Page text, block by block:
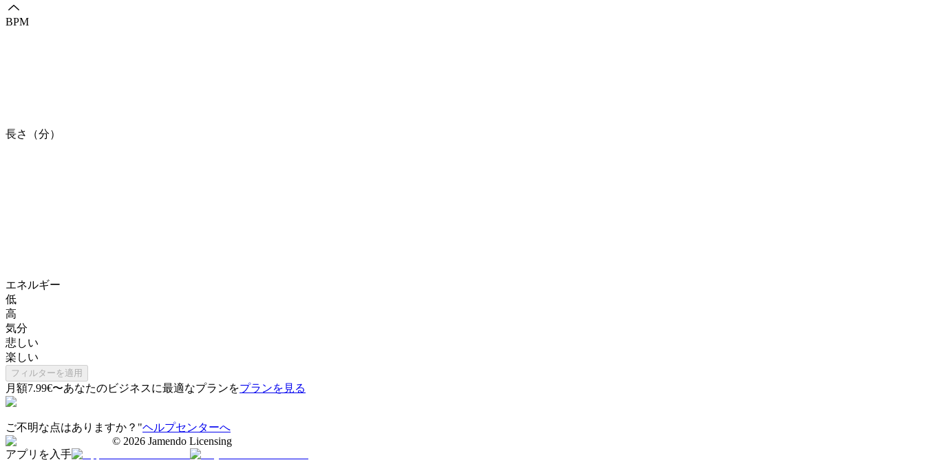
BPM
長さ（分）
エネルギー
低
高
気分
悲しい
楽しい
フィルターを適用
月額7.99€〜あなたのビジネスに最適なプランをプランを見る
ご不明な点はありますか？"ヘルプセンターへ
© 2026 Jamendo Licensing
アプリを入手